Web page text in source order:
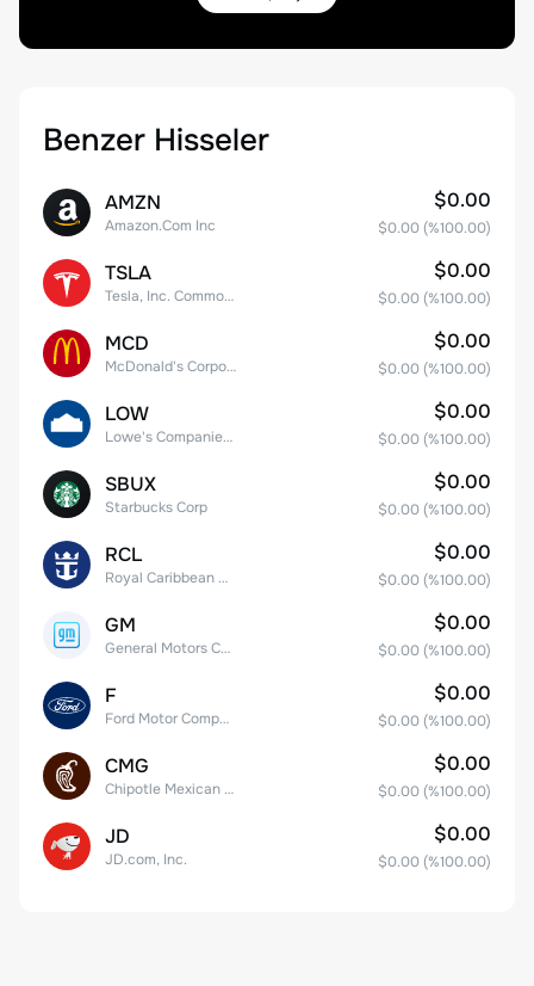
Benzer Hisseler
AMZN
Amazon.Com Inc
$0.00
$0.00 (%100.00)
TSLA
Tesla, Inc. Common Stock
$0.00
$0.00 (%100.00)
MCD
McDonald's Corporation
$0.00
$0.00 (%100.00)
LOW
Lowe's Companies Inc.
$0.00
$0.00 (%100.00)
SBUX
Starbucks Corp
$0.00
$0.00 (%100.00)
RCL
Royal Caribbean Group
$0.00
$0.00 (%100.00)
GM
General Motors Company
$0.00
$0.00 (%100.00)
F
Ford Motor Company
$0.00
$0.00 (%100.00)
CMG
Chipotle Mexican Grill, Inc.
$0.00
$0.00 (%100.00)
JD
JD.com, Inc.
$0.00
$0.00 (%100.00)